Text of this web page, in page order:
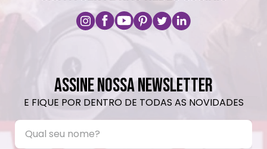
ASSINE NOSSA NEWSLETTER
E FIQUE POR DENTRO DE TODAS AS NOVIDADES